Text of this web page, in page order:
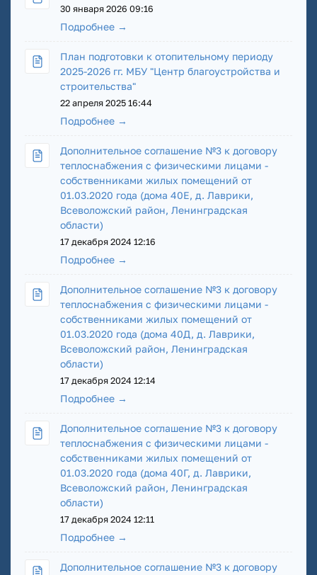
30 января 2026 09:16
Подробнее →
План подготовки к отопительному периоду
2025-2026 гг. МБУ "Центр благоустройства и
строительства"
22 апреля 2025 16:44
Подробнее →
Дополнительное соглашение №3 к договору
теплоснабжения с физическими лицами -
собственниками жилых помещений от
01.03.2020 года (дома 40Е, д. Лаврики,
Всеволожский район, Ленинградская
области)
17 декабря 2024 12:16
Подробнее →
Дополнительное соглашение №3 к договору
теплоснабжения с физическими лицами -
собственниками жилых помещений от
01.03.2020 года (дома 40Д, д. Лаврики,
Всеволожский район, Ленинградская
области)
17 декабря 2024 12:14
Подробнее →
Дополнительное соглашение №3 к договору
теплоснабжения с физическими лицами -
собственниками жилых помещений от
01.03.2020 года (дома 40Г, д. Лаврики,
Всеволожский район, Ленинградская
области)
17 декабря 2024 12:11
Подробнее →
Дополнительное соглашение №3 к договору